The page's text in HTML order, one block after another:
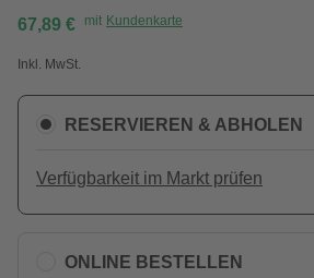
67,89 € mit Kundenkarte
Inkl. MwSt.
RESERVIEREN & ABHOLEN
Verfügbarkeit im Markt prüfen
ONLINE BESTELLEN